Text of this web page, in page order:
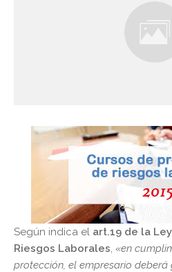
Según indica el art.19 de la
Riesgos Laborales «en
protección, el empresario